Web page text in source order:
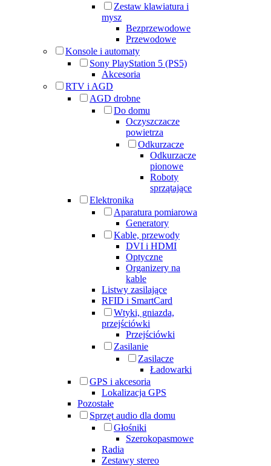
Zestaw klawiatura i
mysz
Bezprzewodowe
Przewodowe
Konsole i automaty
Sony PlayStation 5 (PS5)
Akcesoria
RTV i AGD
AGD drobne
Do domu
Oczyszczacze
powietrza
Odkurzacze
Odkurzacze
pionowe
Roboty
sprzątające
Elektronika
Aparatura pomiarowa
Generatory
Kable, przewody
DVI i HDMI
Optyczne
Organizery na
kable
Listwy zasilające
RFID i SmartCard
Wtyki, gniazda,
przejściówki
Przejściówki
Zasilanie
Zasilacze
Ładowarki
GPS i akcesoria
Lokalizacja GPS
Pozostałe
Sprzęt audio dla domu
Głośniki
Szerokopasmowe
Radia
Zestawy stereo